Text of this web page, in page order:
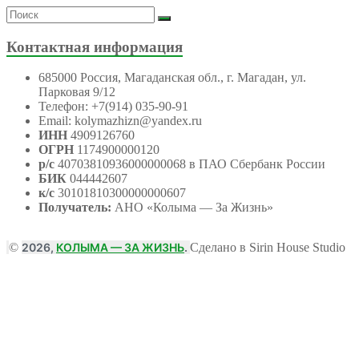
Контактная информация
685000 Россия, Магаданская обл., г. Магадан, ул.
Парковая 9/12
Телефон: +7(914) 035-90-91
Email: kolymazhizn@yandex.ru
ИНН 4909126760
ОГРН 1174900000120
р/с 40703810936000000068 в ПАО Сбербанк России
БИК 044442607
к/с 30101810300000000607
Получатель: АНО «Колыма — За Жизнь»
© 2026, КОЛЫМА — ЗА ЖИЗНЬ. Сделано в Sirin House Studio